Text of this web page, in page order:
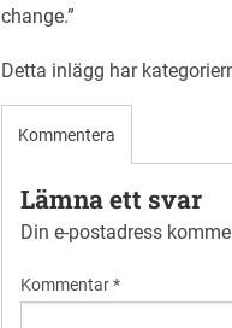
change.”
Detta inlägg har
Kommentera
Lämna ett svar
Din e-postadress
Kommentar*